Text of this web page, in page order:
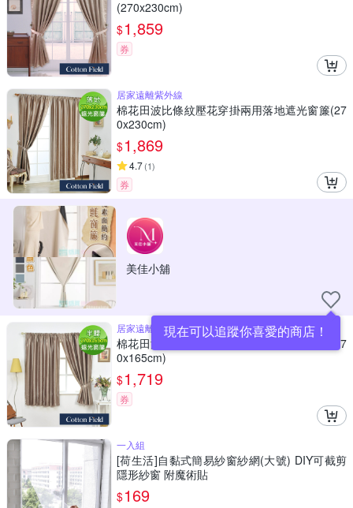
(270x230cm)
$1,859
券
居家遠離紫外線
棉花田波比條紋壓花穿掛兩用落地遮光窗簾(27
0x230cm)
$1,869
4.7(1)
券
美佳小舖
現在可以追蹤你喜愛的商店！
居家遠離紫外線
棉花田波比條紋壓花穿掛兩用半腰遮光窗簾(27
0x165cm)
$1,719
券
一入組
[荷生活]自黏式簡易紗窗紗網(大號) DIY可截剪
隱形紗窗 附魔術貼
$169